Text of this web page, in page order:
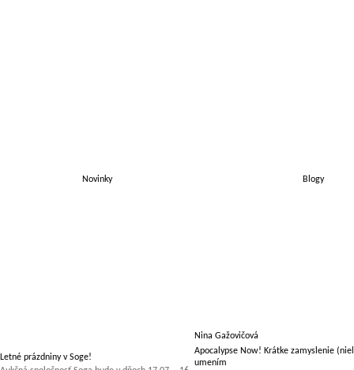
Novinky Blogy
Letné prázdniny v Soge!
Nina Gažovičová
Apocalypse Now! Krátke zamyslenie
umením